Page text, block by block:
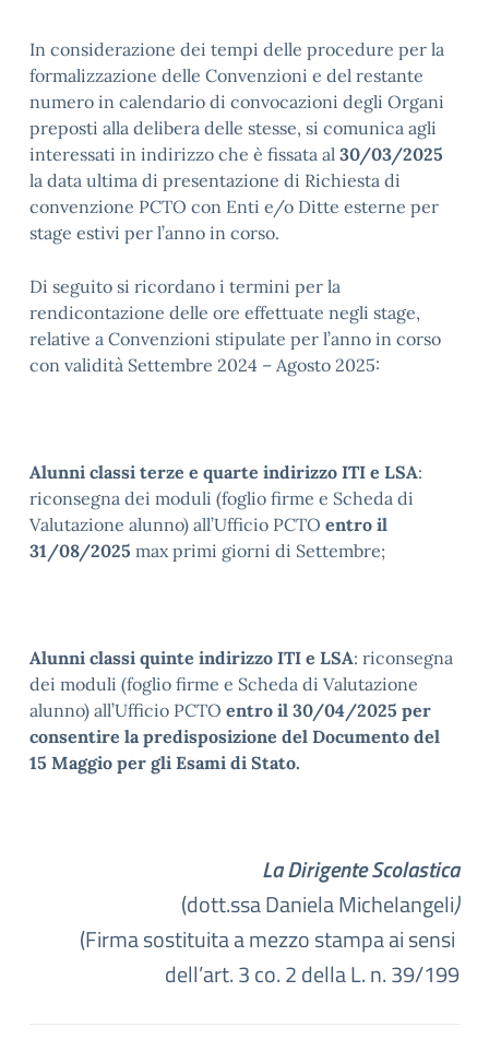
In considerazione dei tempi delle procedure per la
formalizzazione delle Convenzioni e del restante
numero in calendario di convocazioni degli Organi
preposti alla delibera delle stesse, si comunica agli
interessati in indirizzo che è fissata al 30/03/2025
la data ultima di presentazione di Richiesta di
convenzione PCTO con Enti e/o Ditte esterne per
stage estivi per l’anno in corso.
Di seguito si ricordano i termini per la
rendicontazione delle ore effettuate negli stage,
relative a Convenzioni stipulate per l’anno in corso
con validità Settembre 2024 – Agosto 2025:
Alunni classi terze e quarte indirizzo ITI e LSA:
riconsegna dei moduli (foglio firme e Scheda di
Valutazione alunno) all’Ufficio PCTO entro il
31/08/2025 max primi giorni di Settembre;
Alunni classi quinte indirizzo ITI e LSA: riconsegna
dei moduli (foglio firme e Scheda di Valutazione
alunno) all’Ufficio PCTO entro il 30/04/2025 per
consentire la predisposizione del Documento del
15 Maggio per gli Esami di Stato.
La Dirigente Scolastica
(dott.ssa Daniela Michelangeli)
(Firma sostituita a mezzo stampa ai sensi
dell’art. 3 co. 2 della L. n. 39/199